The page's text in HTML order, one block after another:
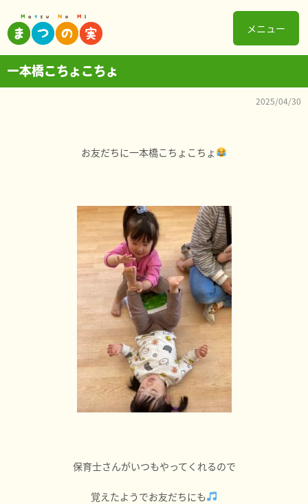
メニュー
一本橋こちょこちょ
2025/04/30
お友だちに一本橋こちょこちょ
保育士さんがいつもやってくれるので
覚えたようでお友だちにも